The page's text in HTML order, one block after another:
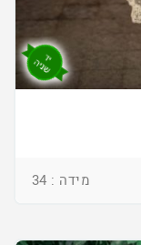
מידה : 34